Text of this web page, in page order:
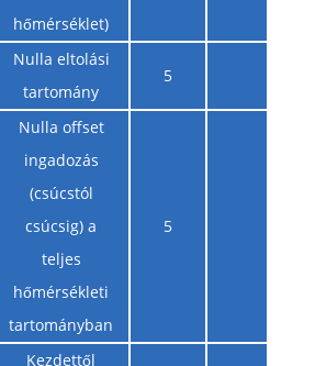
hőmérséklet)
Nulla eltolási
tartomány
5
Nulla offset
ingadozás
(csúcstól
csúcsig) a
teljes
hőmérsékleti
tartományban
5
Kezdettől